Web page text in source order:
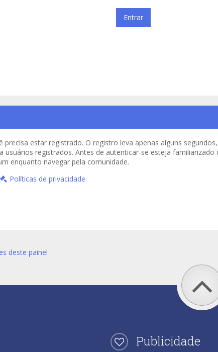
precisa estar registrado. O registro leva apenas alguns
usuários registrados. Antes de autenticar-se esteja
enquanto navegar pela comunidade.
Políticas de privacidade
deste painel
Publicidade